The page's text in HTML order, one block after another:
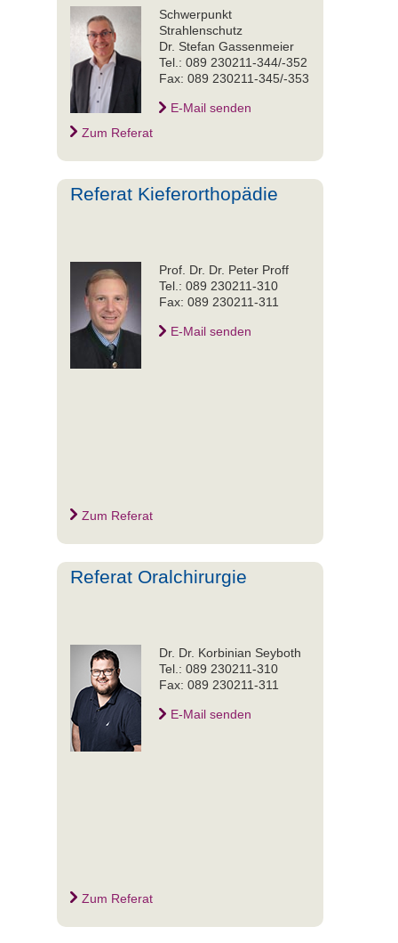
Schwerpunkt
Strahlenschutz
Dr. Stefan Gassenmeier
Tel.: 089 230211-344/-352
Fax: 089 230211-345/-353
E-Mail senden
Zum Referat
Referat Kieferorthopädie
Prof. Dr. Dr. Peter Proff
Tel.: 089 230211-310
Fax: 089 230211-311
E-Mail senden
Zum Referat
Referat Oralchirurgie
Dr. Dr. Korbinian Seyboth
Tel.: 089 230211-310
Fax: 089 230211-311
E-Mail senden
Zum Referat